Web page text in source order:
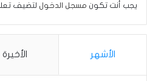
يجب أنت تكون مسجل الدخول لتضيف
الأشهر الأخيرة